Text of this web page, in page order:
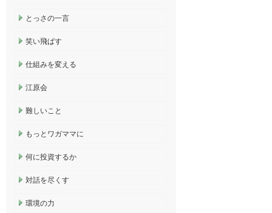
とっさの一言
笑い飛ばす
仕組みを変える
江原会
難しいこと
もっとワガママに
何に投資するか
対話を尽くす
環境の力